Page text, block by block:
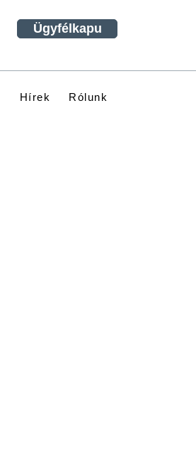
Ügyfélkapu
Hírek Rólunk